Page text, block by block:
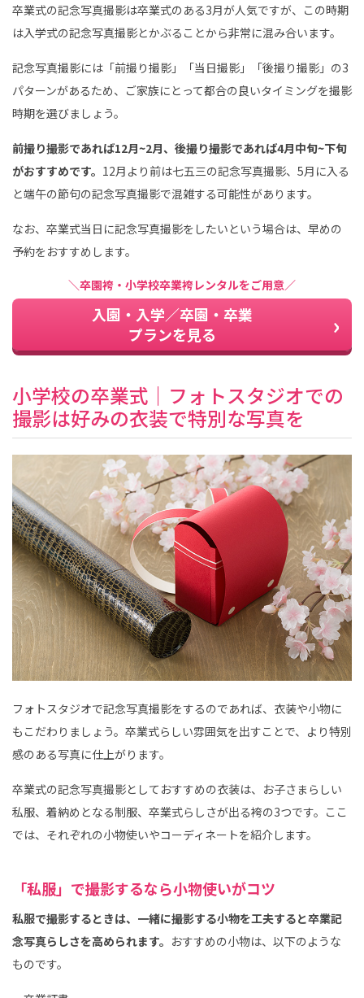
卒業式の記念写真撮影は卒業式のある3月が人気ですが、この時期
は入学式の記念写真撮影とかぶることから非常に混み合います。
記念写真撮影には「前撮り撮影」「当日撮影」「後撮り撮影」の3
パターンがあるため、ご家族にとって都合の良いタイミングを撮影
時期を選びましょう。
前撮り撮影であれば12月~2月、後撮り撮影であれば4月中旬~下旬
がおすすめです。 12月より前は七五三の記念写真撮影、5月に入る
と端午の節句の記念写真撮影で混雑する可能性があります。
なお、卒業式当日に記念写真撮影をしたいという場合は、早めの
予約をおすすめします。
＼卒園袴・小学校卒業袴レンタルをご用意／
入園・入学／卒園・卒業
プランを見る
小学校の卒業式｜フォトスタジオでの
撮影は好みの衣装で特別な写真を
フォトスタジオで記念写真撮影をするのであれば、衣装や小物に
もこだわりましょう。卒業式らしい雰囲気を出すことで、より特別
感のある写真に仕上がります。
卒業式の記念写真撮影としておすすめの衣装は、お子さまらしい
私服、着納めとなる制服、卒業式らしさが出る袴の3つです。ここ
では、それぞれの小物使いやコーディネートを紹介します。
「私服」で撮影するなら小物使いがコツ
私服で撮影するときは、一緒に撮影する小物を工夫すると卒業記
念写真らしさを高められます。 おすすめの小物は、以下のような
ものです。